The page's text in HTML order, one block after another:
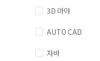
3D 마야
AUTO CAD
자바